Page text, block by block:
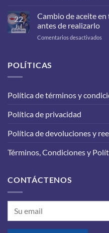
a
22
Jul
Cambio de aceite
antes de realizarlo
Comentarios desactivados
lo
POLÍTICAS
Política de términos y
Política de privacidad
Política de devoluciones y
Términos, Condiciones y
CONTÁCTENOS